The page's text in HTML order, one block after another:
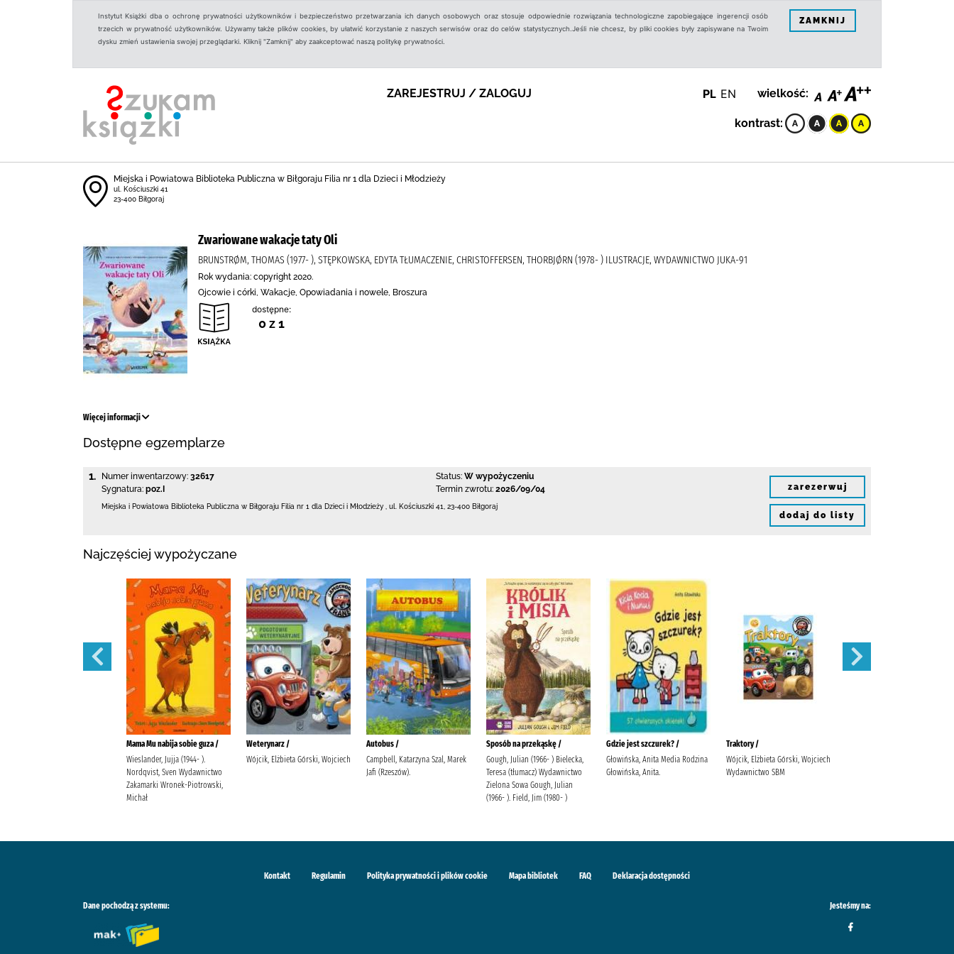
Instytut Książki dba o ochronę prywatności użytkowników i bezpieczeństwo przetwarzania ich danych osobowych oraz stosuje odpowiednie rozwiązania technologiczne zapobiegające ingerencji osób
trzecich w prywatność użytkowników. Używamy także plików cookies, by ułatwić korzystanie z naszych serwisów oraz do celów statystycznych.Jeśli nie chcesz, by pliki cookies były zapisywane na Twoim
dysku zmień ustawienia swojej przeglądarki. Kliknij "Zamknij" aby zaakceptować naszą politykę prywatności.
ZAMKNIJ
ZAREJESTRUJ / ZALOGUJ PL EN wielkość:
kontrast:
Miejska i Powiatowa Biblioteka Publiczna w Biłgoraju Filia nr 1 dla Dzieci i Młodzieży
ul. Kościuszki 41
23-400 Biłgoraj
Zwariowane wakacje taty Oli
BRUNSTRØM, THOMAS (1977- ), STĘPKOWSKA, EDYTA TŁUMACZENIE, CHRISTOFFERSEN, THORBJØRN (1978- ) ILUSTRACJE, WYDAWNICTWO JUKA-91
Rok wydania: copyright 2020.
Ojcowie i córki, Wakacje, Opowiadania i nowele, Broszura
dostępne:
0 z 1
Więcej informacji
Dostępne egzemplarze
1. Numer inwentarzowy: 32617
Sygnatura: poz.I
Status: W wypożyczeniu
Termin zwrotu: 2026/09/04
Miejska i Powiatowa Biblioteka Publiczna w Biłgoraju Filia nr 1 dla Dzieci i Młodzieży ul. Kościuszki 41 23-400 Biłgoraj
zarezerwuj
dodaj do listy
Najczęściej wypożyczane
Mama Mu nabija sobie guza /
Wieslander, Jujja (1944- ).
Nordqvist, Sven Wydawnictwo
Zakamarki Wronek-Piotrowski,
Michał
Weterynarz /
Wójcik, Elżbieta Górski, Wojciech
Autobus /
Campbell, Katarzyna Szal, Marek
Jafi (Rzeszów).
Sposób na przekąskę /
Gough, Julian (1966- ) Bielecka,
Teresa (tłumacz) Wydawnictwo
Zielona Sowa Gough, Julian
(1966- ). Field, Jim (1980- )
Gdzie jest szczurek? /
Głowińska, Anita Media Rodzina
Głowińska, Anita.
Traktory /
Wójcik, Elżbieta Górski, Wojciech
Wydawnictwo SBM
Kontakt Regulamin Polityka prywatności i plików cookie Mapa bibliotek FAQ Deklaracja dostępności
Dane pochodzą z systemu: Jesteśmy na: